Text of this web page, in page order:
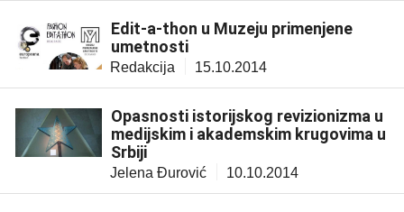
Edit-a-thon u Muzeju primenjene
umetnosti
Redakcija 15.10.2014
Opasnosti istorijskog revizionizma u
medijskim i akademskim krugovima u
Srbiji
Jelena Đurović 10.10.2014